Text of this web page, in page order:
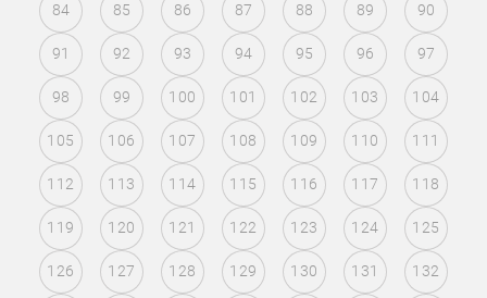
84 85 86 87 88 89 90
91 92 93 94 95 96 97
98 99 100 101 102 103 104
105 106 107 108 109 110 111
112 113 114 115 116 117 118
119 120 121 122 123 124 125
126 127 128 129 130 131 132